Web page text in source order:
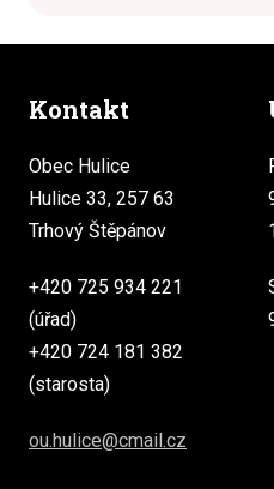
Kontakt
Obec Hulice
Hulice 33, 257 63
Trhový Štěpánov
+420 725 934 221
(úřad)
+420 724 181 382
(starosta)
ou.hulice@cmail.cz